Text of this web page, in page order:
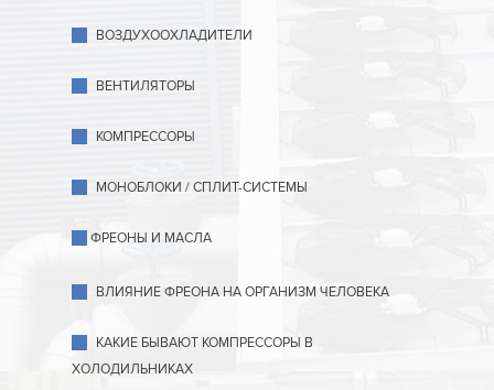
ВОЗДУХООХЛАДИТЕЛИ
ВЕНТИЛЯТОРЫ
КОМПРЕССОРЫ
МОНОБЛОКИ / СПЛИТ-СИСТЕМЫ
ФРЕОНЫ И МАСЛА
ВЛИЯНИЕ ФРЕОНА НА ОРГАНИЗМ ЧЕЛОВЕКА
КАКИЕ БЫВАЮТ КОМПРЕССОРЫ В
ХОЛОДИЛЬНИКАХ